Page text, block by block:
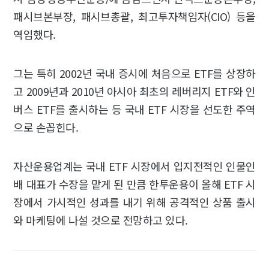
패시브본부장, 패시브총괄, 최고투자책임자(CIO) 등을
역임했다.
그는 특히 2002년 국내 증시에 처음으로 ETF를 상장하
고 2009년과 2010년 아시아 최초의 레버리지 ETF와 인
버스 ETF를 출시하는 등 국내 ETF 시장을 선도한 주역
으로 손꼽힌다.
자산운용업계는 국내 ETF 시장에서 입지전적인 인물인
배 대표가 수장을 맡게 된 만큼 한투운용이 올해 ETF 시
장에서 가시적인 성과를 내기 위해 공격적인 상품 출시
와 마케팅에 나설 것으로 전망하고 있다.